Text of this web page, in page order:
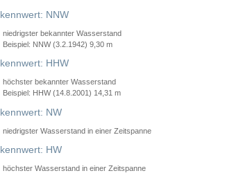
NNW
niedrigster bekannter Wasserstand
Beispiel: NNW (3.2.1942) 9,30 m
HHW
höchster bekannter Wasserstand
Beispiel: HHW (14.8.2001) 14,31 m
NW
niedrigster Wasserstand in einer Zeitspanne
HW
höchster Wasserstand in einer Zeitspanne